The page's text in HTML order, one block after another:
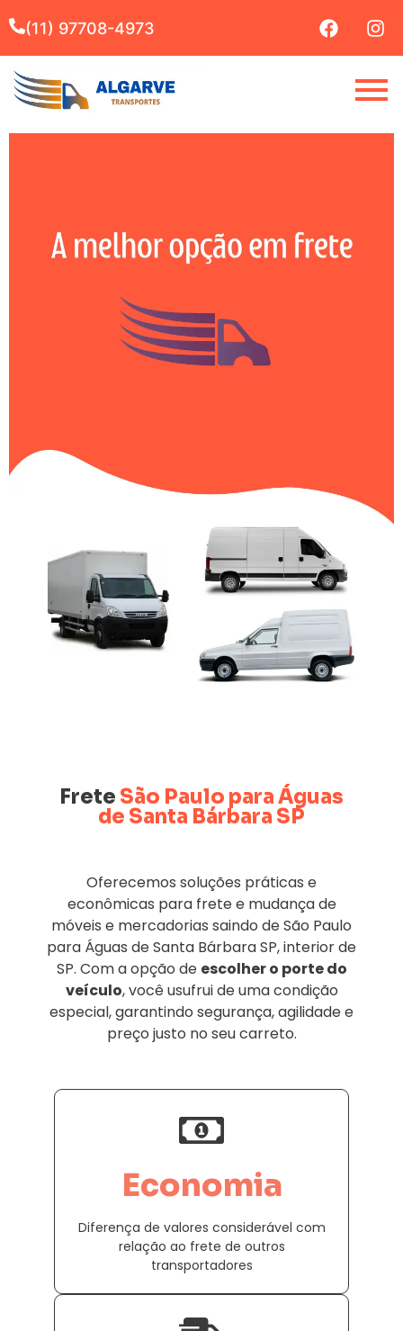
(11) 97708-4973
Frete São Paulo para Águas
de Santa Bárbara SP
Oferecemos soluções práticas e
econômicas para frete e mudança de
móveis e mercadorias saindo de São Paulo
para Águas de Santa Bárbara SP, interior de
SP. Com a opção de escolher o porte do
veículo, você usufrui de uma condição
especial, garantindo segurança, agilidade e
preço justo no seu carreto.
Economia
Diferença de valores considerável com
relação ao frete de outros
transportadores